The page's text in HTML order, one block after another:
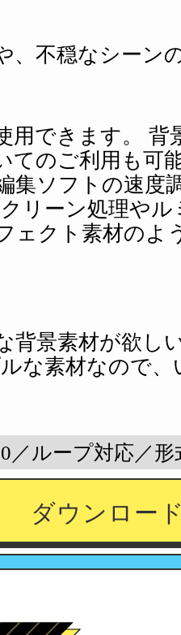
ダウンロー
、不穏なシーン
用できます。 背
てのご利用も可
集ソフトの速度
リーン処理や
ェクト素材のよ
背景素材が欲し
な素材なので
／ループ対応／形